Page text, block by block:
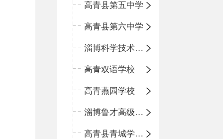
高青县第五中学
高青县第六中学
淄博科学技术学校
高青双语学校
高青燕园学校
淄博鲁才高级中学
高青县青城学区中心小学